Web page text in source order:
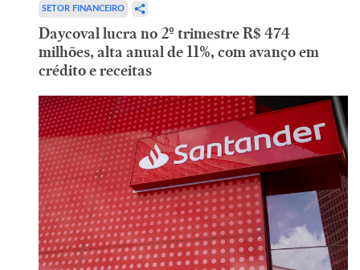
SETOR FINANCEIRO
Daycoval lucra no 2º trimestre R$ 474
milhões, alta anual de 11%, com avanço em
crédito e receitas